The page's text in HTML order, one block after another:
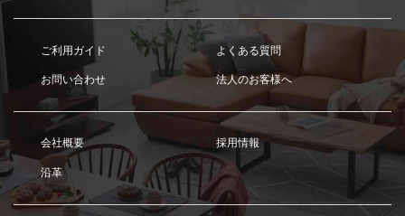
ご利用ガイド よくある質問
お問い合わせ 法人のお客様へ
会社概要 採用情報
沿革